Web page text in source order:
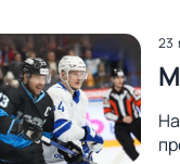
23